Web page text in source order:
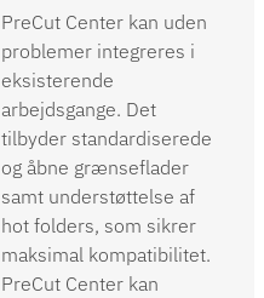
PreCut Center kan uden
problemer integreres i
eksisterende
arbejdsgange. Det
tilbyder standardiserede
og åbne grænseflader
samt understøttelse af
hot folders, som sikrer
maksimal kompatibilitet.
PreCut Center kan